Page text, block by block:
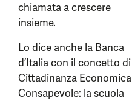
chiamata a crescere
insieme.
Lo dice anche la Banca
d’Italia con il concetto di
Cittadinanza Economica
Consapevole: la scuola